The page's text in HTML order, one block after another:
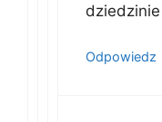
Odpowiedz